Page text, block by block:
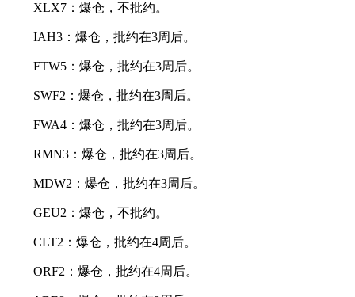
XLX7：爆仓，不批约。
IAH3：爆仓，批约在3周后。
FTW5：爆仓，批约在3周后。
SWF2：爆仓，批约在3周后。
FWA4：爆仓，批约在3周后。
RMN3：爆仓，批约在3周后。
MDW2：爆仓，批约在3周后。
GEU2：爆仓，不批约。
CLT2：爆仓，批约在4周后。
ORF2：爆仓，批约在4周后。